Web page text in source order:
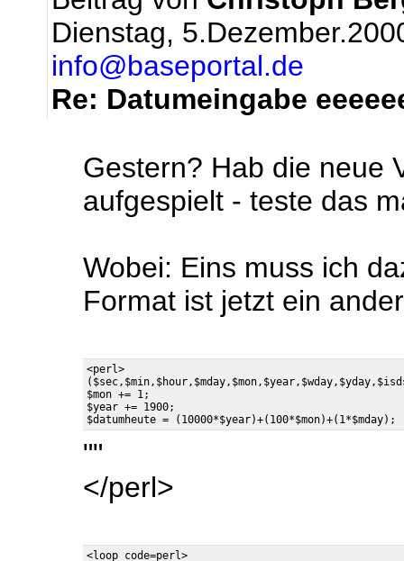
Dienstag,
info@baseportal.de
Re: Datumeingabe
Gestern? Hab die neue
aufgespielt - teste das
Wobei: Eins muss ich
Format ist jetzt ein
<perl>
$mon += 1;
$year += 1900;
""
</perl>
<loop code=perl>